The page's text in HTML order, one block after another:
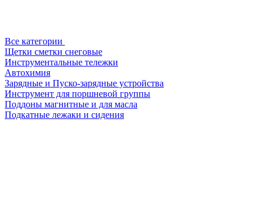
Все категории
Щетки сметки снеговые
Инструментальные тележки
Автохимия
Зарядные и Пуско-зарядные устройства
Инструмент для поршневой группы
Поддоны магнитные и для масла
Подкатные лежаки и сидения